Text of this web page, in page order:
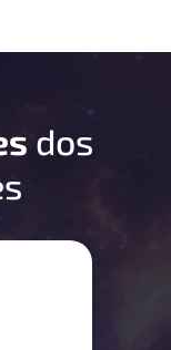
dos